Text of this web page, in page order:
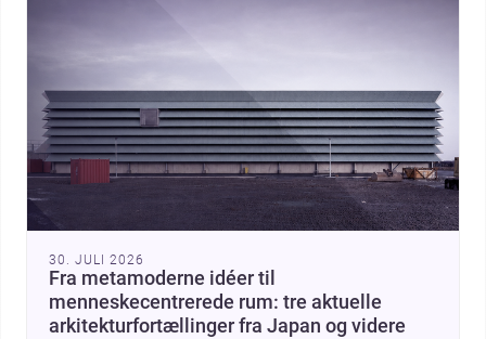
30. JULI 2026
Fra metamoderne idéer til
menneskecentrerede rum: tre aktuelle
arkitekturfortællinger fra Japan og videre